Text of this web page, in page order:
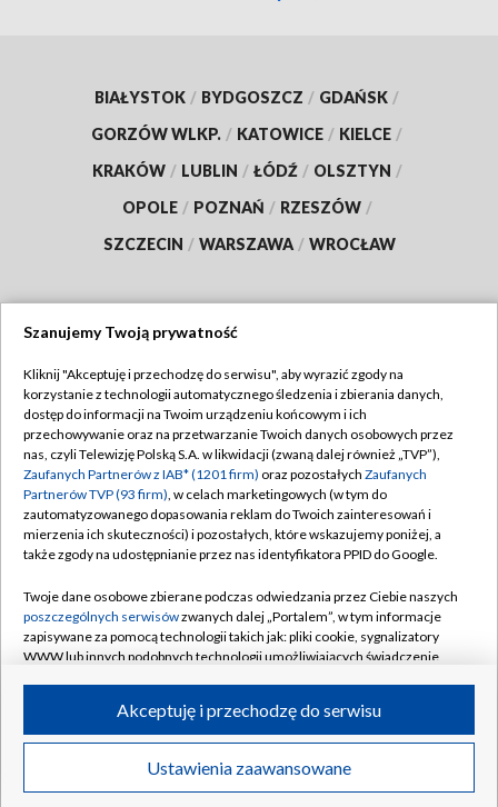
BIAŁYSTOK / BYDGOSZCZ / GDAŃSK /
GORZÓW WLKP. / KATOWICE / KIELCE /
KRAKÓW / LUBLIN / ŁÓDŹ / OLSZTYN /
OPOLE / POZNAŃ / RZESZÓW /
SZCZECIN / WARSZAWA / WROCŁAW
TVP
Abonament TVP
Emisja w TVP
Centrum informacji TVP
Naziemna Telewizja Cyfrowa
Rada Programowa
System NOS
Informacje o nadawcy
Program dla prasy
Ogłoszenie przetargowe
Regulamin TVP
Polityka prywatności
Moje zgody
Pomoc
Kontakt
Kanały
©2026 Telewizja Polska S.A. w likwidacji
Szanujemy Twoją prywatność
Kliknij "Akceptuję i przechodzę do serwisu", aby wyrazić zgody na
korzystanie z technologii automatycznego śledzenia i zbierania danych,
dostęp do informacji na Twoim urządzeniu końcowym i ich
przechowywanie oraz na przetwarzanie Twoich danych osobowych przez
nas, czyli Telewizję Polską S.A. w likwidacji (zwaną dalej również „TVP”),
Zaufanych Partnerów z IAB* (1201 firm) oraz pozostałych Zaufanych
Partnerów TVP (93 firm), w celach marketingowych (w tym do
zautomatyzowanego dopasowania reklam do Twoich zainteresowań i
mierzenia ich skuteczności) i pozostałych, które wskazujemy poniżej, a
także zgody na udostępnianie przez nas identyfikatora PPID do Google.
Twoje dane osobowe zbierane podczas odwiedzania przez Ciebie naszych
poszczególnych serwisówzwanych dalej „Portalem”, w tym informacje
zapisywane za pomocą technologii takich jak: pliki cookie, sygnalizatory
WWW lub innych podobnych technologii umożliwiających świadczenie
ruchu w Internecie.
Twoje dane osobowe zbierane podczas odwiedzania przez Ciebie
poszczególnych serwisówna Portalu, takie jak adresy IP, identyfikatory
Ustawienia zaawansowane
Akceptuję i przechodzę do serwisu